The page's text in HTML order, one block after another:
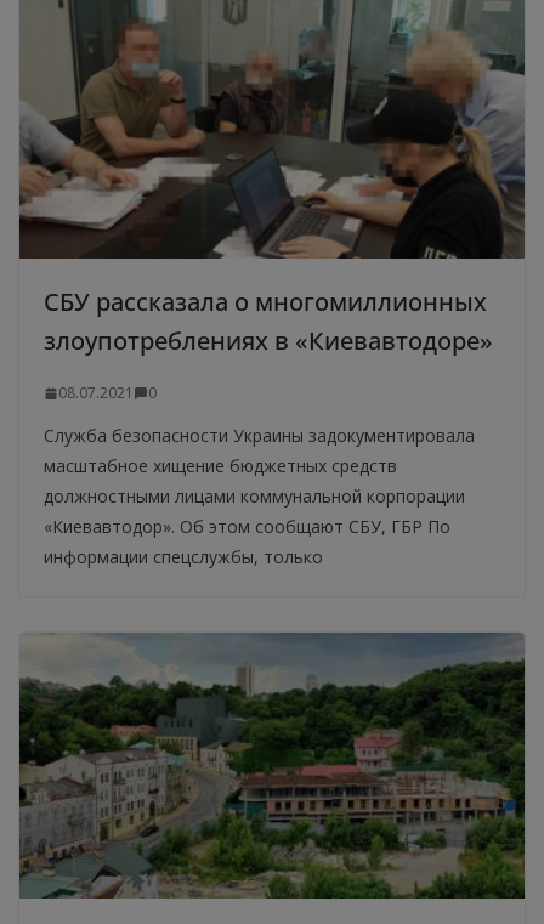
СБУ рассказала о многомиллионных
злоупотреблениях в «Киевавтодоре»
08.07.2021 0
Служба безопасности Украины задокументировала
масштабное хищение бюджетных средств
должностными лицами коммунальной корпорации
«Киевавтодор». Об этом сообщают СБУ, ГБР По
информации спецслужбы, только